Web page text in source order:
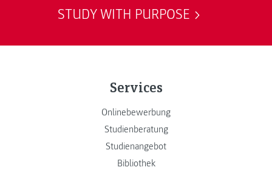
STUDY WITH PURPOSE
Services
Onlinebewerbung
Studienberatung
Studienangebot
Bibliothek